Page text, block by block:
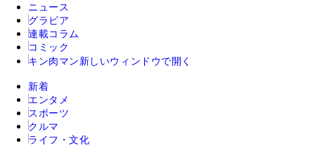
ニュース
グラビア
連載コラム
コミック
キン肉マン 新しいウィンドウで開く
新着
エンタメ
スポーツ
クルマ
ライフ・文化